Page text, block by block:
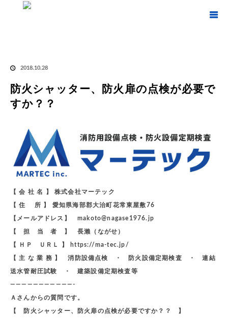
ホーム
防火設備、建築
2018.10.28
防火シャッター、防火扉の点検が必要で
すか？？
【 会 社 名 】 株式会社マーテック
【 住 所 】 愛知県海部郡大治町花常東屋敷76
【メールアドレス】 makoto@nagase1976.jp
【 担 当 者 】 長瀨（ながせ）
【 ＨＰ ＵＲＬ 】 https://ma-tec.jp/
【 主 な 業 務 】 消防設備点検 ・ 防火設備定期検査 ・ 連結
送水管耐圧試験 ・ 建築設備定期検査等
———————————-
Ａさんからの質問です。
【 防火シャッター、防火扉の点検が必要ですか？？ 】